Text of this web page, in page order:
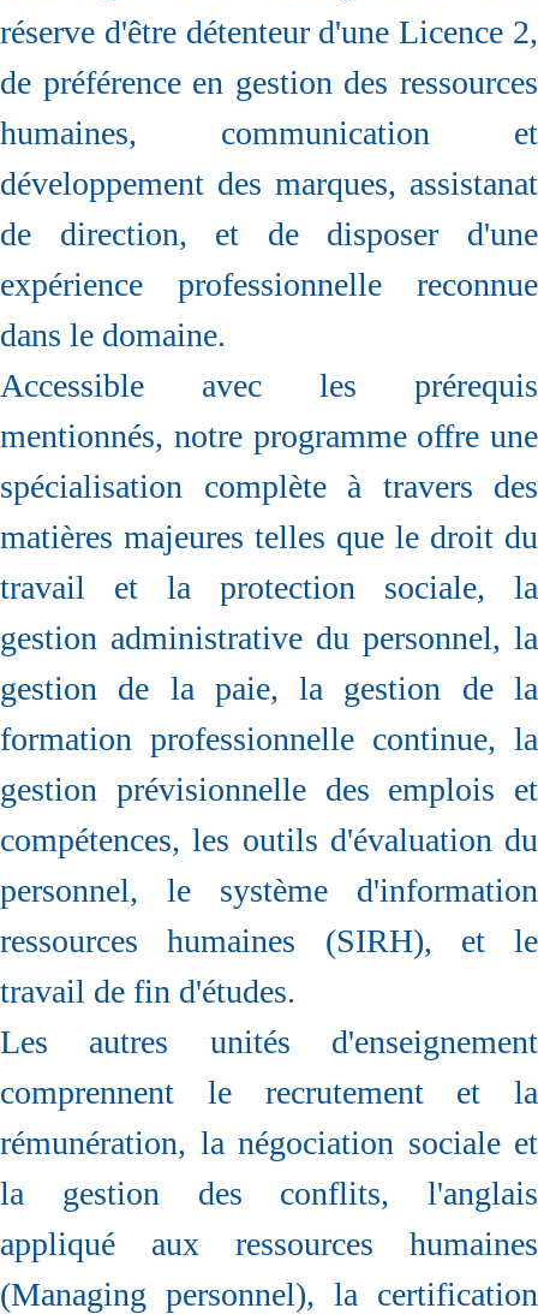
réserve d'être détenteur d'une Licence 2,
de préférence en gestion des ressources
humaines, communication et
développement des marques, assistanat
de direction, et de disposer d'une
expérience professionnelle reconnue
dans le domaine.
Accessible avec les prérequis
mentionnés, notre programme offre une
spécialisation complète à travers des
matières majeures telles que le droit du
travail et la protection sociale, la
gestion administrative du personnel, la
gestion de la paie, la gestion de la
formation professionnelle continue, la
gestion prévisionnelle des emplois et
compétences, les outils d'évaluation du
personnel, le système d'information
ressources humaines (SIRH), et le
travail de fin d'études.
Les autres unités d'enseignement
comprennent le recrutement et la
rémunération, la négociation sociale et
la gestion des conflits, l'anglais
appliqué aux ressources humaines
(Managing personnel), la certification